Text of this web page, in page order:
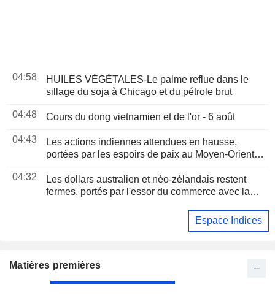
04:58
HUILES VÉGÉTALES-Le palme reflue dans le
sillage du soja à Chicago et du pétrole brut
04:48 Cours du dong vietnamien et de l'or - 6 août
04:43
Les actions indiennes attendues en hausse,
portées par les espoirs de paix au Moyen-Orient et
04:32
Les dollars australien et néo-zélandais restent
fermes, portés par l'essor du commerce avec la
Espace Indices
Matières premières